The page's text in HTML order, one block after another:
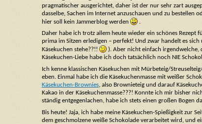
pragmatischer ausgerichtet, daher ist der nur sehr zart
dasselbe, Sachen im Internet anzuschauen und zu bestellen
hier soll kein Jammerblog werden
.
Daher habe ich trotz allem heute wieder ein schönes
prima im Sitzen erledigen – perfekt! Und zwar handelt es
Käsekuchen stehe??!!
). Aber nicht einfach irgendwelche,
Käsekuchen-Liebe habe ich doch tatsächlich noch NIE
Ich kenne klassischen Käsekuchen mit Mürbeteig/
eben. Einmal habe ich die Käsekuchenmasse mit weißer
Käsekuchen-Brownies, also Brownieteig und darauf
Kakao in der Käsekuchenmasse???! Konnte ich mir bisher
ständig entgegenlachen, habe ich stets einen großen Bogen
Bis heute! Jaja, ich habe meine Käsekuchen-Spießigkeit zur
dem geschmolzene weiße Schokolade verarbeitet wird, und